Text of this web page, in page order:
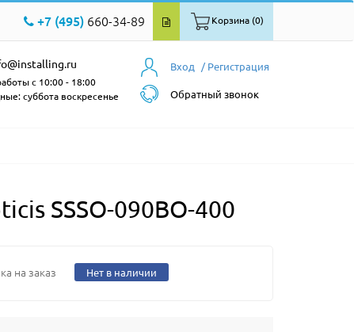
+7 (495) 660-34-89 Корзина (0)
Вход / Регистрация
Обратный звонок
с 10:00 - 18:00
суббота воскресенье
SSSO-090BO-400
на заказ Нет в наличии